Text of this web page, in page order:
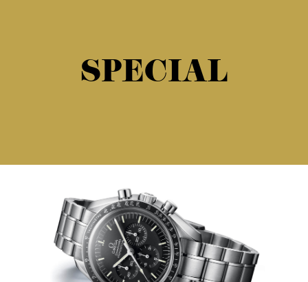
SPECIAL